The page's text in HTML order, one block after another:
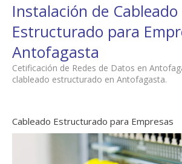
Instalación de Cableado
Estructurado para
Antofagasta
Cetificación de Redes de Datos en
clableado estructurado en Antofagasta.
Cableado Estructurado para Empresas